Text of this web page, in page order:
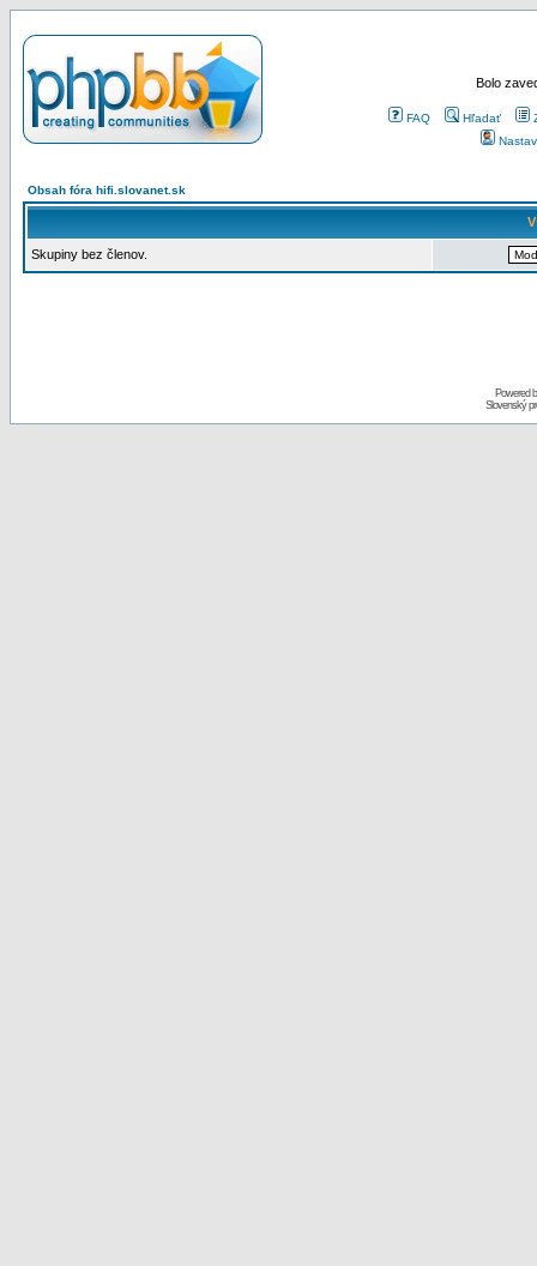
Bolo
FAQ Hľadať
Obsah fóra hifi.slovanet.sk
Skupiny bez členov.
Powered
Slovenský